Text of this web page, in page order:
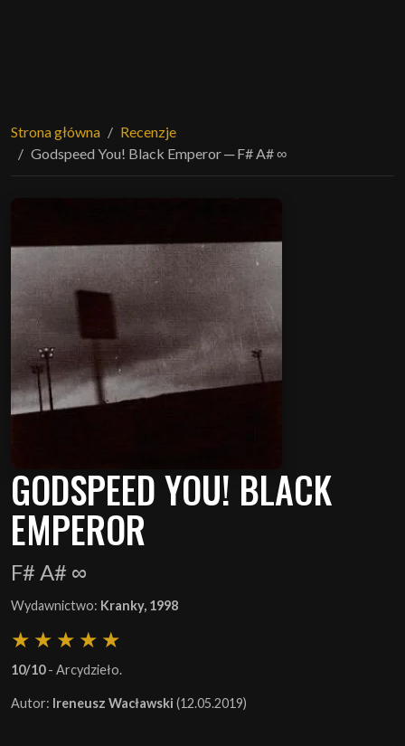
Strona główna
Recenzje
Godspeed You! Black Emperor ─ F# A# ∞
GODSPEED YOU! BLACK
EMPEROR
F# A# ∞
Wydawnictwo: Kranky, 1998
10/10- Arcydzieło.
Autor: Ireneusz Wacławski (12.05.2019)